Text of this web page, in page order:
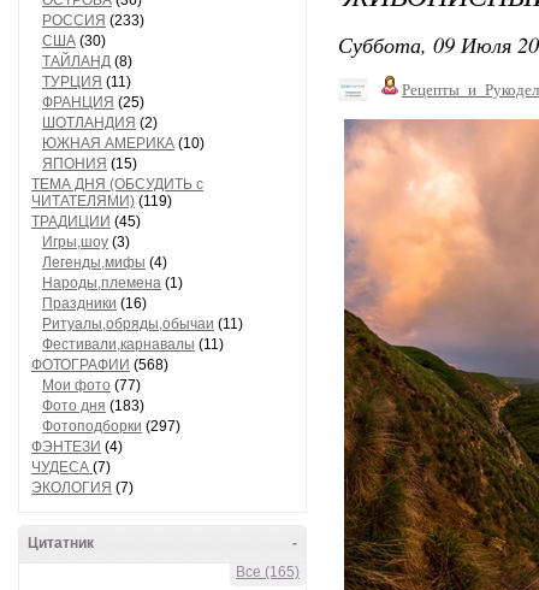
РОССИЯ (233)
США (30)
ТАЙЛАНД (8)
ТУРЦИЯ (11)
ФРАНЦИЯ (25)
ШОТЛАНДИЯ (2)
ЮЖНАЯ АМЕРИКА (10)
ЯПОНИЯ (15)
ТЕМА ДНЯ (ОБСУДИТЬ с
ЧИТАТЕЛЯМИ) (119)
ТРАДИЦИИ (45)
Игры,шоу (3)
Легенды,мифы (4)
Народы,племена (1)
Праздники (16)
Ритуалы,обряды,обычаи (11)
Фестивали,карнавалы (11)
ФОТОГРАФИИ (568)
Мои фото (77)
Фото дня (183)
Фотоподборки (297)
ФЭНТЕЗИ (4)
ЧУДЕСА (7)
ЭКОЛОГИЯ (7)
-
Цитатник
Все (165)
Суббота, 09 Июля